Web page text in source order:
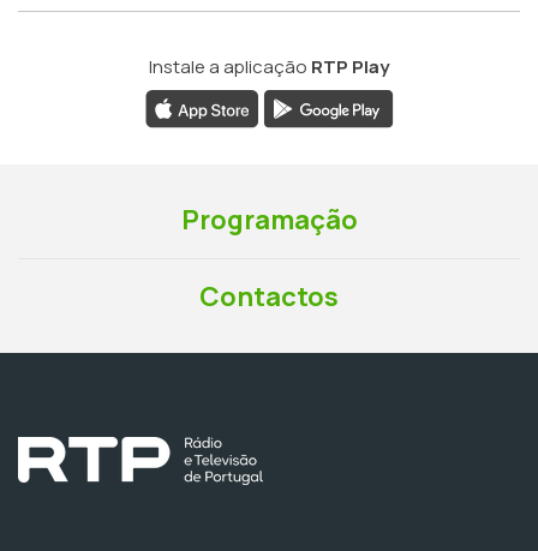
Instale a aplicação RTP Play
Programação
Contactos